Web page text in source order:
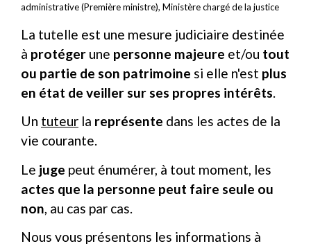
administrative (Première ministre), Ministère chargé de la justice
La tutelle est une mesure judiciaire destinée
à protéger une personne majeure et/ou tout
ou partie de son patrimoine si elle n'est plus
en état de veiller sur ses propres intérêts.
Un tuteur la représente dans les actes de la
vie courante.
Le juge peut énumérer, à tout moment, les
actes que la personne peut faire seule ou
non, au cas par cas.
Nous vous présentons les informations à